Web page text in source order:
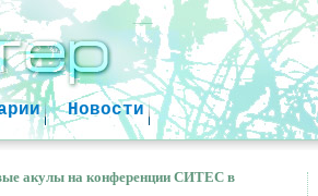
Jump to navigation
Новости
акулы на конференции СИТЕС в